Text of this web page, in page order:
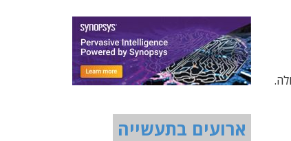
ארועים בתעשייה